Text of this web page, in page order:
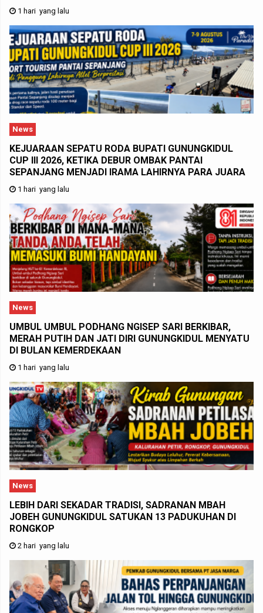
1 hari yang lalu
News
KEJUARAAN SEPATU RODA BUPATI GUNUNGKIDUL
CUP III 2026, KETIKA DEBUR OMBAK PANTAI
SEPANJANG MENJADI IRAMA LAHIRNYA PARA JUARA
1 hari yang lalu
News
UMBUL UMBUL PODHANG NGISEP SARI BERKIBAR,
MERAH PUTIH DAN JATI DIRI GUNUNGKIDUL MENYATU
DI BULAN KEMERDEKAAN
1 hari yang lalu
News
LEBIH DARI SEKADAR TRADISI, SADRANAN MBAH
JOBEH GUNUNGKIDUL SATUKAN 13 PADUKUHAN DI
RONGKOP
2 hari yang lalu